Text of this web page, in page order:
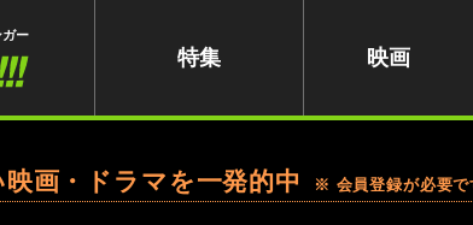
ガー
特集 映画
画・ドラマを一発的中 ※ 会員登録が必要で